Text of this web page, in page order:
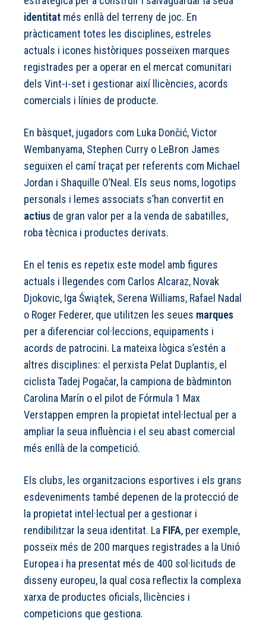
identitat més enllà del terreny de joc. En
pràcticament totes les disciplines, estreles
actuals i icones històriques posseïxen marques
registrades per a operar en el mercat comunitari
dels Vint-i-set i gestionar així llicències, acords
comercials i línies de producte.
En bàsquet, jugadors com Luka Dončić, Victor
Wembanyama, Stephen Curry o LeBron James
seguixen el camí traçat per referents com Michael
Jordan i Shaquille O’Neal. Els seus noms, logotips
personals i lemes associats s’han convertit en
actius de gran valor per a la venda de sabatilles,
roba tècnica i productes derivats.
En el tenis es repetix este model amb figures
actuals i llegendes com Carlos Alcaraz, Novak
Djokovic, Iga Świątek, Serena Williams, Rafael Nadal
o Roger Federer, que utilitzen les seues marques
per a diferenciar col·leccions, equipaments i
acords de patrocini. La mateixa lògica s’estén a
altres disciplines: el perxista Pelat Duplantis, el
ciclista Tadej Pogačar, la campiona de bàdminton
Carolina Marín o el pilot de Fórmula 1 Max
Verstappen empren la propietat intel·lectual per a
ampliar la seua influència i el seu abast comercial
més enllà de la competició.
Els clubs, les organitzacions esportives i els grans
esdeveniments també depenen de la protecció de
la propietat intel·lectual per a gestionar i
rendibilitzar la seua identitat. La FIFA, per exemple,
posseïx més de 200 marques registrades a la Unió
Europea i ha presentat més de 400 sol·licituds de
disseny europeu, la qual cosa reflectix la complexa
xarxa de productes oficials, llicències i
competicions que gestiona.